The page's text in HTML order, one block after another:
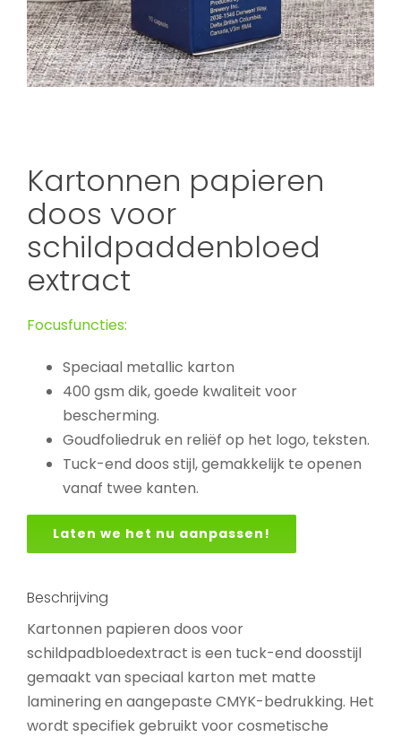
Kartonnen papieren
doos voor
schildpaddenbloed
extract
Focusfuncties:
Speciaal metallic karton
400 gsm dik, goede kwaliteit voor
bescherming.
Goudfoliedruk en reliëf op het logo, teksten.
Tuck-end doos stijl, gemakkelijk te openen
vanaf twee kanten.
Laten we het nu aanpassen!
Beschrijving
Kartonnen papieren doos voor
schildpadbloedextract is een tuck-end doosstijl
gemaakt van speciaal karton met matte
laminering en aangepaste CMYK-bedrukking. Het
wordt specifiek gebruikt voor cosmetische